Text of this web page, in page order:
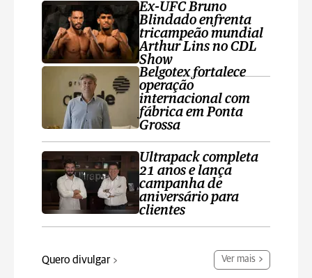
Ex-UFC Bruno
Blindado enfrenta
tricampeão mundial
Arthur Lins no CDL
Show
Belgotex fortalece
operação
internacional com
fábrica em Ponta
Grossa
Ultrapack completa
21 anos e lança
campanha de
aniversário para
clientes
Quero divulgar Ver mais